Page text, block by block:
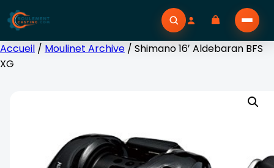
Accueil / Moulinet Archive / Shimano 16′ Aldebaran BFS
XG